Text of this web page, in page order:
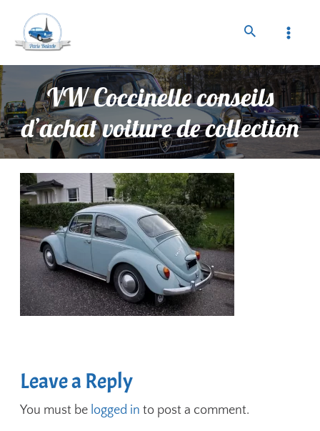
VW Coccinelle conseils
d’achat voiture de collection
Leave a Reply
You must be logged in to post a comment.